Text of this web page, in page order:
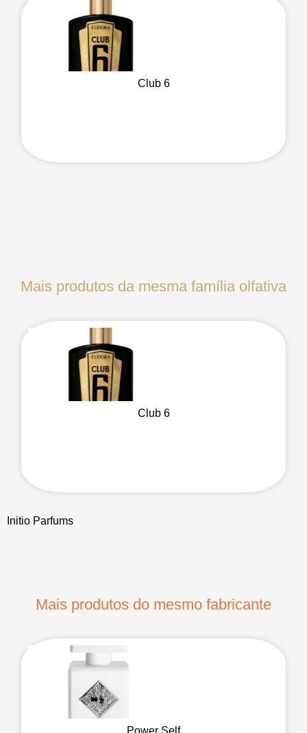
Club 6
Mais produtos da mesma família olfativa
Club 6
Initio Parfums
Mais produtos do mesmo fabricante